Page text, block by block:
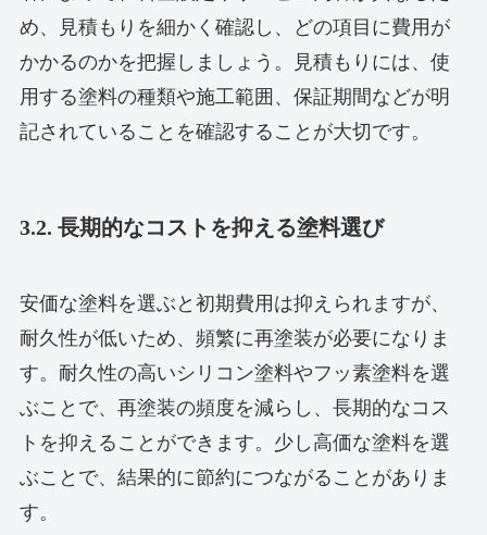
め、見積もりを細かく確認し、どの項目に費用が
かかるのかを把握しましょう。見積もりには、使
用する塗料の種類や施工範囲、保証期間などが明
記されていることを確認することが大切です。
3.2. 長期的なコストを抑える塗料選び
安価な塗料を選ぶと初期費用は抑えられますが、
耐久性が低いため、頻繁に再塗装が必要になりま
す。耐久性の高いシリコン塗料やフッ素塗料を選
ぶことで、再塗装の頻度を減らし、長期的なコス
トを抑えることができます。少し高価な塗料を選
ぶことで、結果的に節約につながることがありま
す。